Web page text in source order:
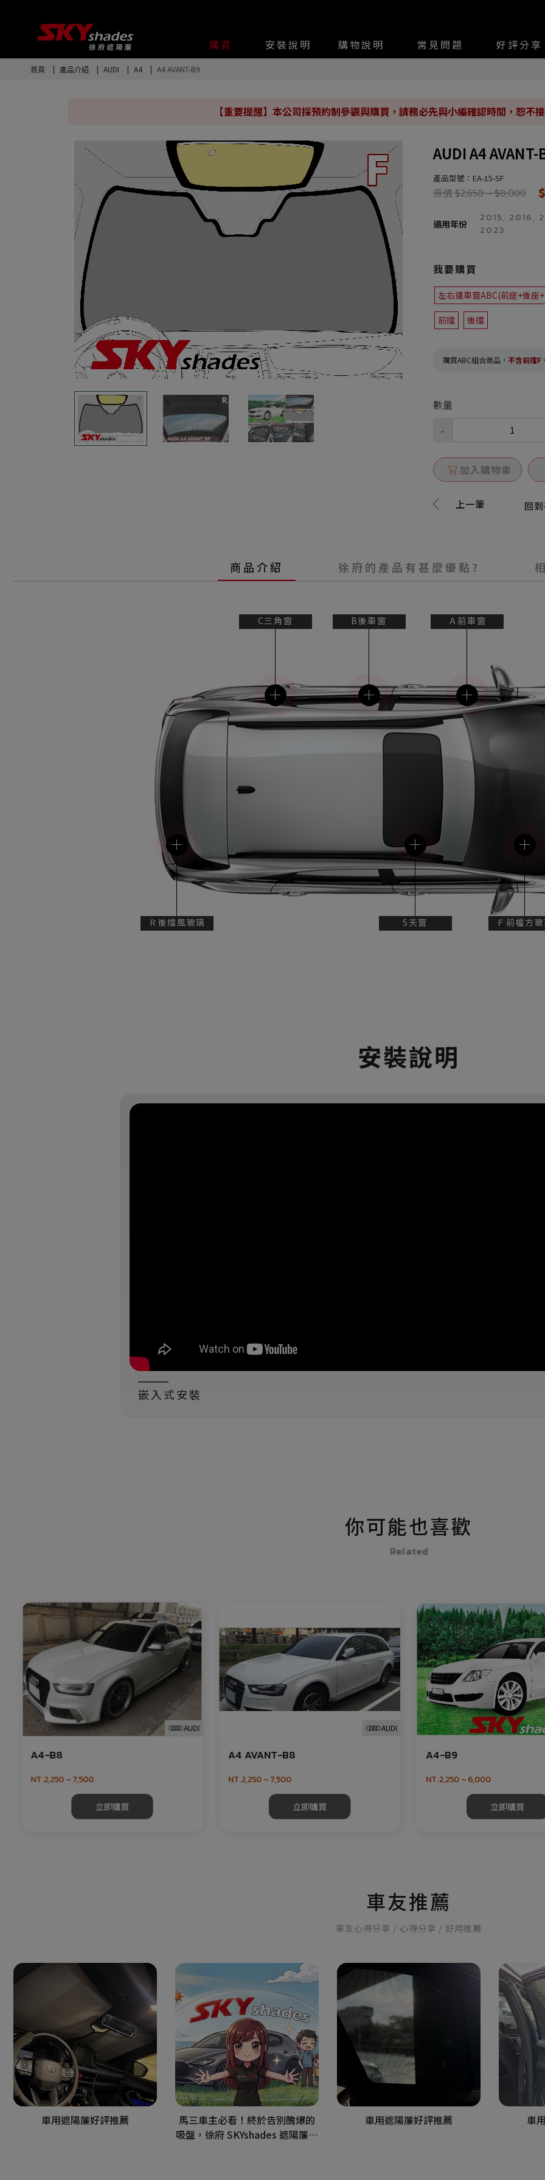
購買 安裝說明 購物說明 常見問題 好評分享
首頁 產品介紹 AUDI A4 A4 AVANT-B9
【重要提醒】本公司採預約制參觀與購買，請務必先與小編確認時間，恕不
AUDI A4
產品型號：EA-15-SF
原價 $2,650 ~ $8,000
適用年份
2015, 2016,
2023
我要購買
左右邊車窗ABC(前座+後座
前擋 後擋
購買ABC組合商品， 不含前擋F
數量
-
加入購物車
上一筆 回
商品介紹 徐府的產品有甚麼優點?
Ａ前車窗
B後車窗
C三角窗
S天窗 Ｆ前檔方
Ｒ後擋風玻璃
安裝說明
嵌入式安裝
你可能也喜歡
Related
AUDI
A4-B8
NT.2,250 ~ 7,500
立即購買
AUDI
A4 AVANT-B8
NT.2,250 ~ 7,500
立即購買
A4-B9
NT.2,250 ~ 6,000
立即購買
車友推薦
車友心得分享 / 心得分享 / 好用推薦
車用遮陽簾好評推薦
馬三車主必看！終於告別醜爆的
吸盤，徐府 SKYshades 遮陽簾實
車用遮陽簾好評推薦 車